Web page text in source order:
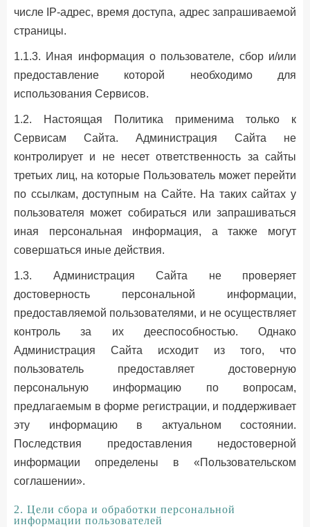
числе IP-адрес, время доступа, адрес запрашиваемой
страницы.
1.1.3. Иная информация о пользователе, сбор и/или
предоставление которой необходимо для
использования Сервисов.
1.2. Настоящая Политика применима только к
Сервисам Сайта. Администрация Сайта не
контролирует и не несет ответственность за сайты
третьих лиц, на которые Пользователь может перейти
по ссылкам, доступным на Сайте. На таких сайтах у
пользователя может собираться или запрашиваться
иная персональная информация, а также могут
совершаться иные действия.
1.3. Администрация Сайта не проверяет
достоверность персональной информации,
предоставляемой пользователями, и не осуществляет
контроль за их дееспособностью. Однако
Администрация Сайта исходит из того, что
пользователь предоставляет достоверную
персональную информацию по вопросам,
предлагаемым в форме регистрации, и поддерживает
эту информацию в актуальном состоянии.
Последствия предоставления недостоверной
информации определены в «Пользовательском
соглашении».
2. Цели сбора и обработки персональной
информации пользователей